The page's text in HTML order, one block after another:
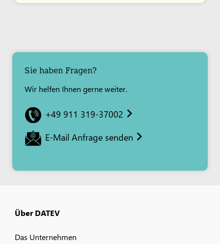
Sie haben Fragen?
Wir helfen Ihnen gerne weiter.
+49 911 319-37002
E-Mail Anfrage senden
Über DATEV
Das Unternehmen